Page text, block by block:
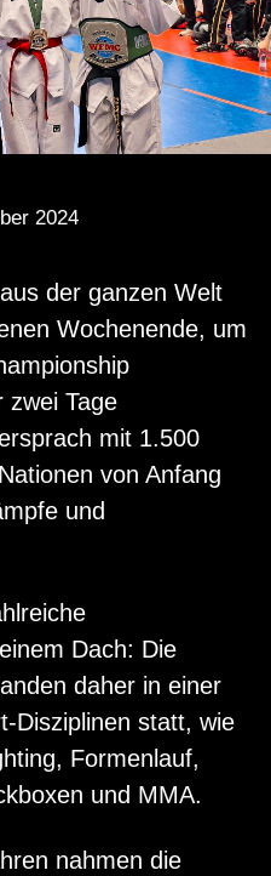
2024
der ganzen Welt
Wochenende, um
zwei Tage
mit 1.500
von Anfang
und
Dach: Die
daher in einer
Disziplinen statt, wie
Formenlauf,
und MMA.
nahmen die